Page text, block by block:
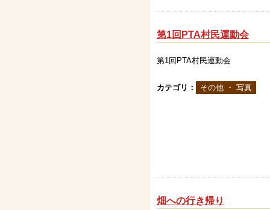
第1回PTA村民運動会
第1回PTA村民運動会
カテゴリ： その他 ・ 写真
畑への行き帰り